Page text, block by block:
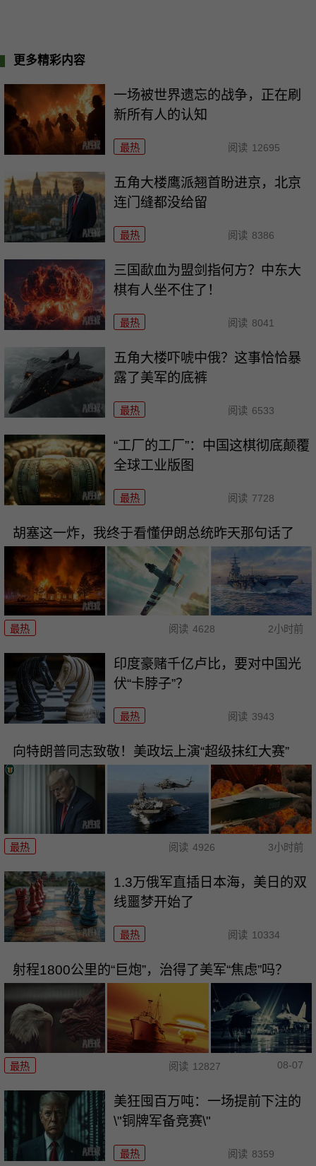
更多精彩内容
一场被世界遗忘的战争，正在刷
新所有人的认知
最热 阅读 12695
五角大楼鹰派翘首盼进京，北京
连门缝都没给留
最热 阅读 8386
三国歃血为盟剑指何方？中东大
棋有人坐不住了！
最热 阅读 8041
五角大楼吓唬中俄？这事恰恰暴
露了美军的底裤
最热 阅读 6533
“工厂的工厂”：中国这棋彻底颠覆
全球工业版图
最热 阅读 7728
胡塞这一炸，我终于看懂伊朗总统昨天那句话了
最热 阅读 4628 2小时前
印度豪赌千亿卢比，要对中国光
伏“卡脖子”？
最热 阅读 3943
向特朗普同志致敬！美政坛上演“超级抹红大赛”
最热 阅读 4926 3小时前
1.3万俄军直插日本海，美日的双
线噩梦开始了
最热 阅读 10334
射程1800公里的“巨炮”，治得了美军“焦虑”吗？
最热 阅读 12827 08-07
美狂囤百万吨：一场提前下注的
\"铜牌军备竞赛\"
最热 阅读 8359